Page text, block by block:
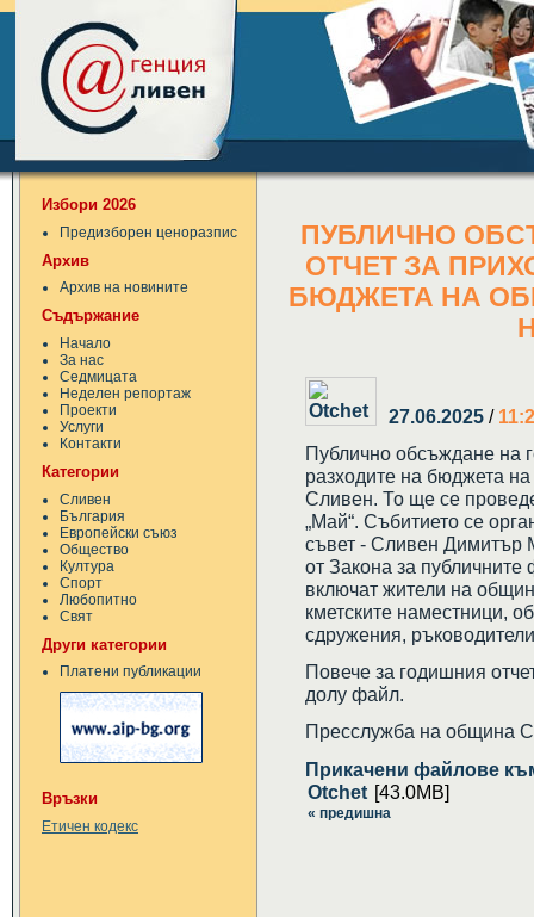
Избори 2026
Предизборен ценоразпис
Архив
Архив на новините
Съдържание
Начало
За нас
Седмицата
Неделен репортаж
Проекти
Услуги
Контакти
Категории
Сливен
България
Европейски съюз
Общество
Култура
Спорт
Любопитно
Свят
Други категории
Платени публикации
Връзки
Етичен кодекс
ПУБЛИЧНО
ОТЧЕТ ЗА
БЮДЖЕТА НА
27.06.2025 /
Публично обсъждане на
разходите на бюджета
Сливен. То ще се
„Май“. Събитието се
съвет - Сливен Димитър
от Закона за
включат жители на
кметските наместници,
сдружения,
Повече за годишния
долу файл.
Пресслужба на община
Прикачени файлове
Otchet [43.0MB]
« предишна